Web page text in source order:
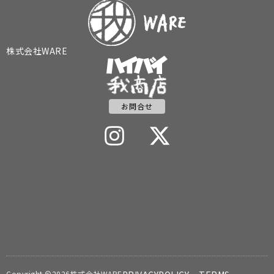
株式会社WARE
お問合せ